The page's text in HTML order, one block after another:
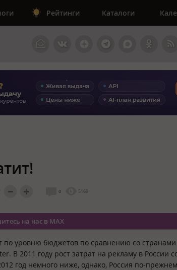
Рейтинги Каталоги
0 5169
на нас в MAX
по уровню бюджетов по сравнению со
В 2011 году рост затрат на рекламу в России
год немного ниже, однако, Россия по-